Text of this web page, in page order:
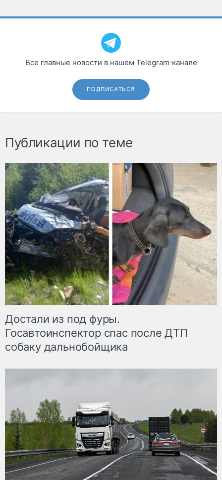
Все главные новости в нашем Telegram‑канале
ПОДПИСАТЬСЯ
Публикации по теме
Достали из под фуры.
Госавтоинспектор спас после ДТП
собаку дальнобойщика